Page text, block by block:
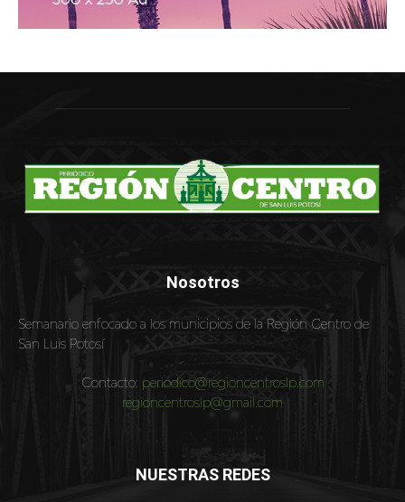
Nosotros
Semanario enfocado a los municipios de la Región Centro de
San Luis Potosí
Contacto: periodico@regioncentroslp.com
regioncentroslp@gmail.com
NUESTRAS REDES